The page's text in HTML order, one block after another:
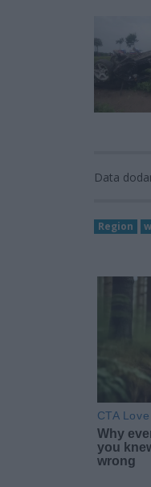
Data
Region